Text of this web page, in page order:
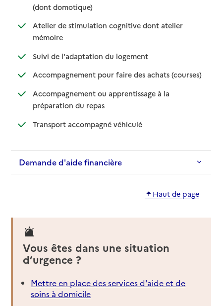
(dont domotique): disponible
: non disponible
Atelier de stimulation cognitive dont atelier
mémoire
: disponible
: non disponible
Suivi de l'adaptation du logement: disponible
: non disponible
Accompagnement pour faire des achats (courses)
:
: non
Accompagnement ou apprentissage à la
préparation du repas: disponible
: non disponible
Transport accompagné véhiculé: disponible
: non disponible
Demande d'aide financière
Haut de page
Vous êtes dans une situation
d’urgence ?
Mettre en place des services d'aide et de
soins à domicile